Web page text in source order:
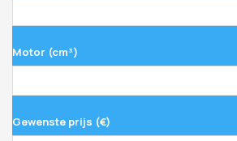
Motor (cm³)
Gewenste prijs (€)